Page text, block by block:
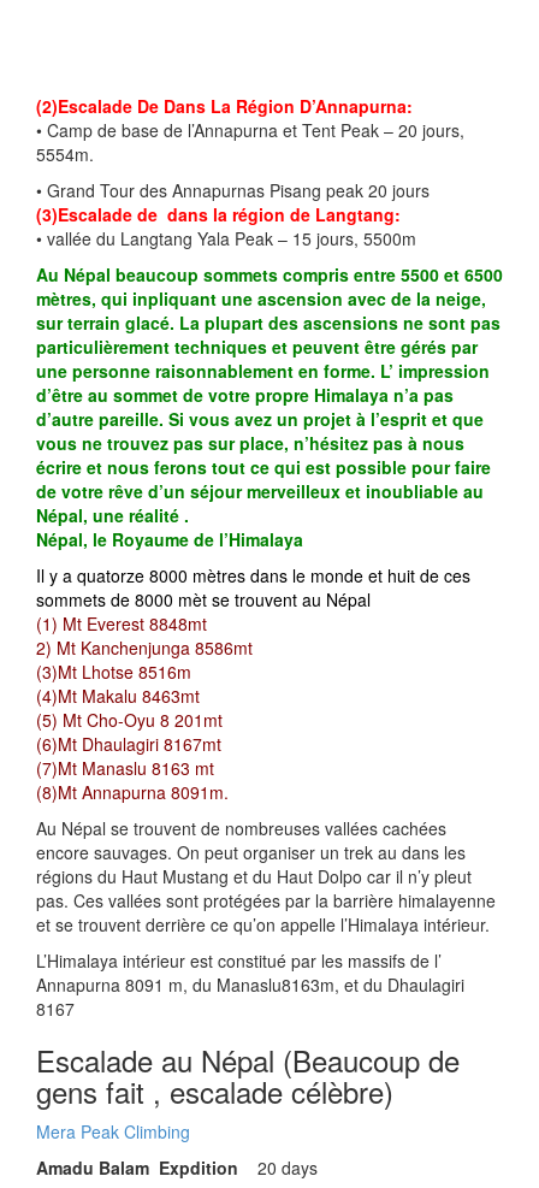
(2)Escalade De Dans La Région D’Annapurna:
• Camp de base de l’Annapurna et Tent Peak – 20 jours,
5554m.
• Grand Tour des Annapurnas Pisang peak 20 jours
(3)Escalade de dans la région de Langtang:
• vallée du Langtang Yala Peak – 15 jours, 5500m
Au Népal beaucoup sommets compris entre 5500 et 6500
mètres, qui inpliquant une ascension avec de la neige,
sur terrain glacé. La plupart des ascensions ne sont pas
particulièrement techniques et peuvent être gérés par
une personne raisonnablement en forme. L’ impression
d’être au sommet de votre propre Himalaya n’a pas
d’autre pareille. Si vous avez un projet à l’esprit et que
vous ne trouvez pas sur place, n’hésitez pas à nous
écrire et nous ferons tout ce qui est possible pour faire
de votre rêve d’un séjour merveilleux et inoubliable au
Népal, une réalité .
Népal, le Royaume de l’Himalaya
Il y a quatorze 8000 mètres dans le monde et huit de ces
sommets de 8000 mèt se trouvent au Népal
(1) Mt Everest 8848mt
2) Mt Kanchenjunga 8586mt
(3)Mt Lhotse 8516m
(4)Mt Makalu 8463mt
(5) Mt Cho-Oyu 8 201mt
(6)Mt Dhaulagiri 8167mt
(7)Mt Manaslu 8163 mt
(8)Mt Annapurna 8091m.
Au Népal se trouvent de nombreuses vallées cachées
encore sauvages. On peut organiser un trek au dans les
régions du Haut Mustang et du Haut Dolpo car il n’y pleut
pas. Ces vallées sont protégées par la barrière himalayenne
et se trouvent derrière ce qu’on appelle l’Himalaya intérieur.
L’Himalaya intérieur est constitué par les massifs de l’
Annapurna 8091 m, du Manaslu8163m, et du Dhaulagiri
8167
Escalade au Népal (Beaucoup de
gens fait , escalade célèbre)
Mera Peak Climbing
Amadu Balam Expdition 20 days